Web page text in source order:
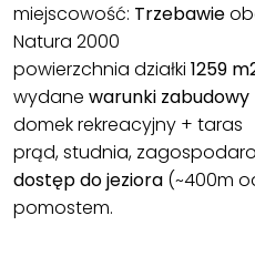
miejscowość: Trzebawie
Natura 2000
powierzchnia działki 1259
wydane warunki zabudowy
domek rekreacyjny + taras
prąd, studnia,
dostęp do jeziora (~400m
pomostem.